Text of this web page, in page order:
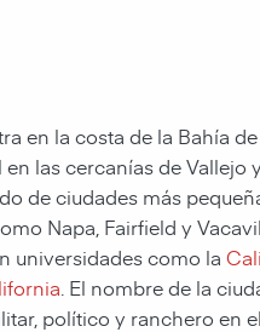
en la costa de la Bahía
las cercanías de Vallejo
de ciudades más
Napa, Fairfield y
universidades como la
. El nombre de la
político y ranchero en